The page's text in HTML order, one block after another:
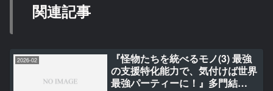
関連記事
2026-02
『怪物たちを統べるモノ(3) 最強
の支援特化能力で、気付けば世界
最強パーティーに！』多門結